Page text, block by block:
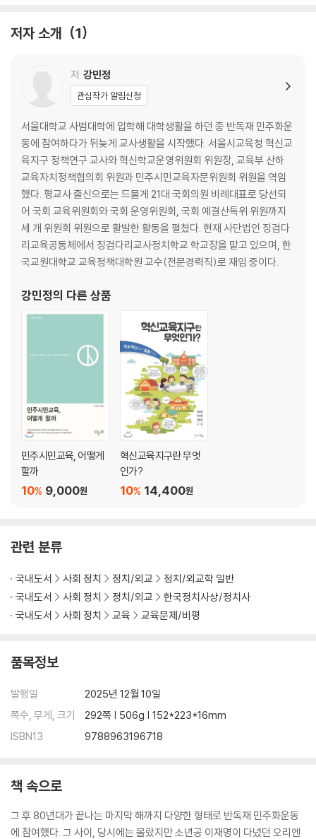
아닌 민원인이 되는 국회의원 / 교육문법과 정치문법의 간극 / 민주정부보
의장 쌈짓돈이 된 특별교부금 / 좋은 의도가 항상 좋은 법을 만드는 것은
아니다 / 학교폭력 해결에는 무능하고 교육공동체 파괴엔 유능하게 된 법
과 정책 / 교육상임위 소관 기관 문제, 한국교육개발원과 교육과정평가원
ㆍ강민정을 말하다
| 2부 | 국회 교육상임위원회의 새바람이 되다
장관과 국회의원을 고개 숙이게 만든 학생
현직 교사 국회의원 보좌관 쟁취 투쟁
교사정치기본권 보장에 대한 문재인 정부 태도
전국 순회 교육현장 간담회
코로나와 학생 정신건강, 코로나 키즈에 대한 경고
최초의 대선 교육유세단, ‘모두를 위한 교육유세단’
서이초 교사 집회와 교권 4법
교사정치기본권 보장법 / 사립학교법 전면 개정안 / 국가교육위원회법 /
아동·청소년맞춤통합지원법
| 3부 | 교육위 밖 여의도 이야기
약자를 위한 국회의원, 현장 중심 의정활동 / 민주주의를 실천하고자 노력
하는 국회의원 / 토론회 전 시간 참석 원칙
비례 초선 의원 눈에 비친 국회
아프고 힘든 사람들이 있는 곳은 어디인가?
장애인 인권 확대 현장에 함께하다 / 이태원 참사 가족들 곁에 서다
교육위 외 겸임 상임위 활동
운영위원회 활동 / 예결위원회 활동
앞장서다 / 국정원 개혁 법안을 대표발의하다
비공식 의원 모임 ‘처럼회’ 활동
위성정당 선대총괄본부장이 되다
ㆍ강민정을 말하다
저자 소개 1
저 강민정
관심작가 알림신청
서울대학교 사범대학에 입학해 대학생활을 하던 중 반독재 민주화운
동에 참여하다가 뒤늦게 교사생활을 시작했다. 서울시교육청 혁신교
육지구 정책연구 교사와 혁신학교운영위원회 위원장, 교육부 산하
교육자치정책협의회 위원과 민주시민교육자문위원회 위원을 역임
했다. 평교사 출신으로는 드물게 21대 국회의원 비례대표로 당선되
어 국회 교육위원회와 국회 운영위원회, 국회 예결산특위 위원까지
세 개 위원회 위원으로 활발한 활동을 펼쳤다. 현재 사단법인 징검다
리교육공동체에서 징검다리교사정치학교 학교장을 맡고 있으며, 한
국교원대학교 교육정책대학원 교수(전문경력직)로 재임 중이다.
강민정의 다른 상품
민주시민교육, 어떻게
할까
9,000원
10%
혁신교육지구란 무엇
인가?
14,400원
10%
관련 분류
국내도서 사회 정치 정치/외교
정치/외교학 일반
국내도서
사회 정치 정치/외교
한국정치사상/정치사
국내도서
사회 정치 교육 교육문제/비평
품목정보
발행일
2025년 12월 10일
쪽수, 무게, 크기
292쪽 | 506g | 152*223*16mm
ISBN13
9788963196718
책 속으로
그 후 80년대가 끝나는 마지막 해까지 다양한 형태로 반독재 민주화운동
에 참여했다. 그 사이, 당시에는 몰랐지만 소년공 이재명이 다녔던 오리엔